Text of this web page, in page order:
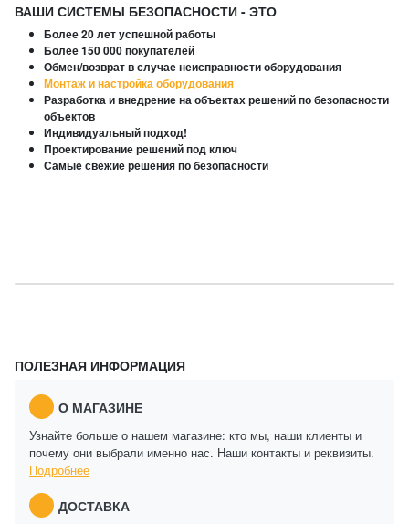
ВАШИ СИСТЕМЫ БЕЗОПАСНОСТИ - ЭТО
Более 20 лет успешной работы
Более 150 000 покупателей
Обмен/возврат в случае неисправности оборудования
Монтаж и настройка оборудования
Разработка и внедрение на объектах решений по безопасности
объектов
Индивидуальный подход!
Проектирование решений под ключ
Самые свежие решения по безопасности
ПОЛЕЗНАЯ ИНФОРМАЦИЯ
О МАГАЗИНЕ
Узнайте больше о нашем магазине: кто мы, наши клиенты и
почему они выбрали именно нас. Наши контакты и реквизиты.
Подробнее
ДОСТАВКА